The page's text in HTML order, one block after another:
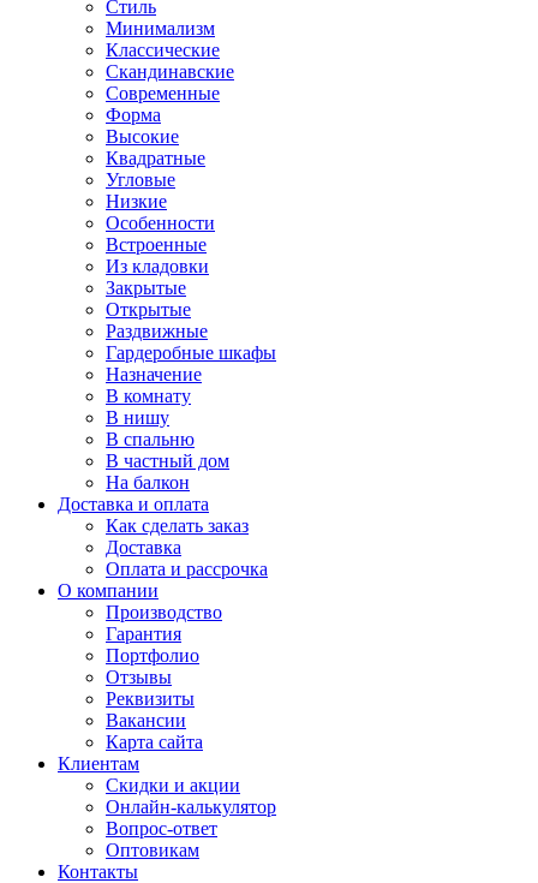
Стиль
Минимализм
Классические
Скандинавские
Современные
Форма
Высокие
Квадратные
Угловые
Низкие
Особенности
Встроенные
Из кладовки
Закрытые
Открытые
Раздвижные
Гардеробные шкафы
Назначение
В комнату
В нишу
В спальню
В частный дом
На балкон
Доставка и оплата
Как сделать заказ
Доставка
Оплата и рассрочка
О компании
Производство
Гарантия
Портфолио
Отзывы
Реквизиты
Вакансии
Карта сайта
Клиентам
Скидки и акции
Онлайн-калькулятор
Вопрос-ответ
Оптовикам
Контакты